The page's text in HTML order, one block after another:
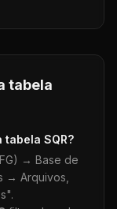
tabela
tabela SQR?
→ Base de
→ Arquivos,